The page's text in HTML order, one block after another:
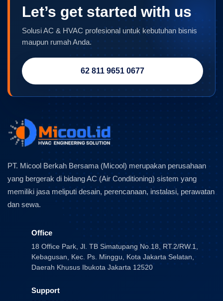
Let’s get started with us
Solusi AC & HVAC profesional untuk kebutuhan bisnis
maupun rumah Anda.
62 811 9651 0677
PT. Micool Berkah Bersama (Micool) merupakan perusahaan
yang bergerak di bidang AC (Air Conditioning) sistem yang
memiliki jasa meliputi desain, perencanaan, instalasi, perawatan
dan sewa.
Office
18 Office Park, Jl. TB Simatupang No.18, RT.2/RW.1,
Kebagusan, Kec. Ps. Minggu, Kota Jakarta Selatan,
Daerah Khusus Ibukota Jakarta 12520
Support